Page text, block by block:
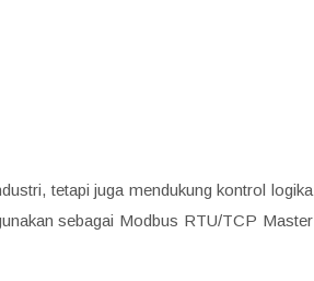
tetapi juga mendukung kontrol logika
sebagai Modbus RTU/TCP Master